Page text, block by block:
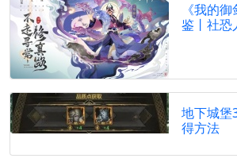
《我的
鉴丨社恐
地下城堡
得方法